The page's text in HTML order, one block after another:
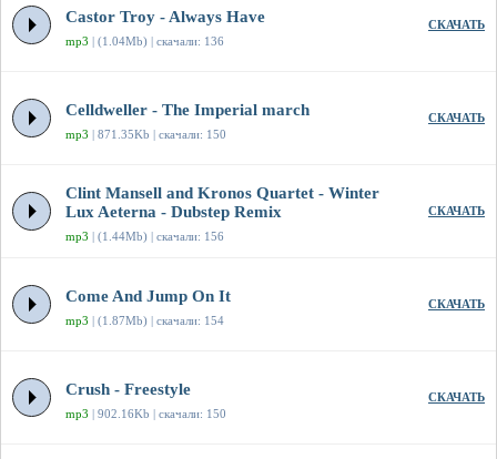
Castor Troy - Always Have
mp3 | (1.04Mb) | скачали: 136
СКАЧАТЬ
Celldweller - The Imperial march
mp3 | 871.35Kb | скачали: 150
СКАЧАТЬ
Clint Mansell and Kronos Quartet - Winter
Lux Aeterna - Dubstep Remix
mp3 | (1.44Mb) | скачали: 156
СКАЧАТЬ
Come And Jump On It
mp3 | (1.87Mb) | скачали: 154
СКАЧАТЬ
Crush - Freestyle
mp3 | 902.16Kb | скачали: 150
СКАЧАТЬ